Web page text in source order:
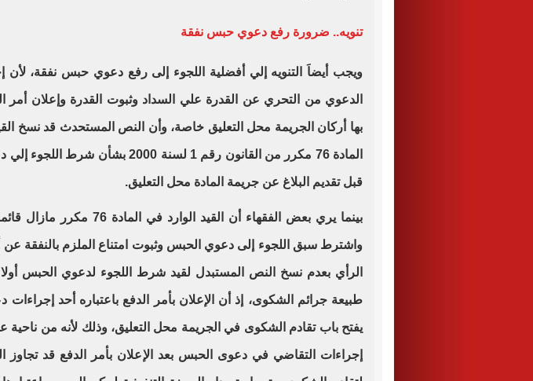
تنويه.. ضرورة رفع دعوي حبس نفقة
ويجب أيضاَ التنويه إلي أفضلية اللجوء إلى رفع دعوي حبس نفقة، لأن
الدعوي من التحري عن القدرة علي السداد وثبوت القدرة وإعلان أمر
بها أركان الجريمة محل التعليق خاصة، وأن النص المستحدث قد نسخ
المادة 76 مكرر من القانون رقم 1 لسنة 2000 بشأن
قبل تقديم البلاغ عن جريمة المادة محل التعليق.
بينما يري بعض الفقهاء أن القيد الوارد في
واشترط سبق اللجوء إلى دعوي الحبس وثبوت امتناع الملزم بالنفقة عن
الرأي بعدم نسخ النص المستبدل لقيد شرط اللجوء لدعوي الحبس
طبيعة جرائم الشكوى، إذ أن الإعلان بأمر الدفع باعتباره أحد
يفتح باب تقادم الشكوى في الجريمة محل التعليق، وذلك لأنه من ناحية
إجراءات التقاضي في دعوى الحبس بعد الإعلان بأمر الدفع قد تجاوز